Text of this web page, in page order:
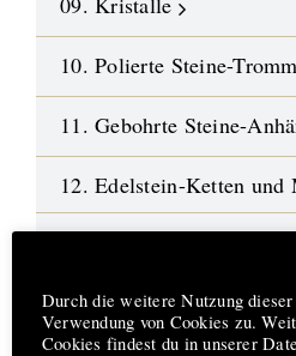
10. Polierte Steine-
11. Gebohrte Steine-
12. Edelstein-Ketten und
13. DIY-Schmuckteile
14. Symbol-Schmuck
Durch die weitere Nutzung
Verwendung von Cookies zu.
Cookies findest du in unserer